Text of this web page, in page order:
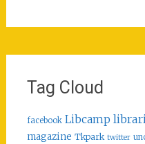
Tag Cloud
facebook Libcamp
magazine Tkpark twitter